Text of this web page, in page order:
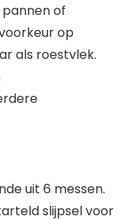
of
op
als roestvlek.
uit 6 messen.
slijpsel voor